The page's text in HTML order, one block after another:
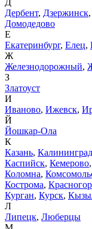
Д
Дербент, Дзержинск,
Домодедово
Е
Екатеринбург, Елец,
Ж
Железнодорожный,
З
Златоуст
И
Иваново, Ижевск,
Й
Йошкар-Ола
К
Казань, Калининград
Каспийск, Кемерово,
Коломна,
Кострома,
Курган, Курск,
Л
Липецк, Люберцы